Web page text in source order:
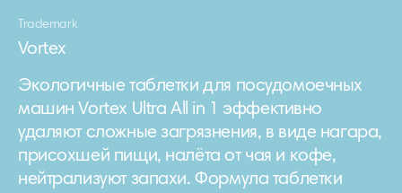
Trademark
Vortex
Экологичные таблетки для посудомоечных
машин Vortex Ultra All in 1 эффективно
удаляют сложные загрязнения, в виде нагара,
присохшей пищи, налёта от чая и кофе,
нейтрализуют запахи. Формула таблетки